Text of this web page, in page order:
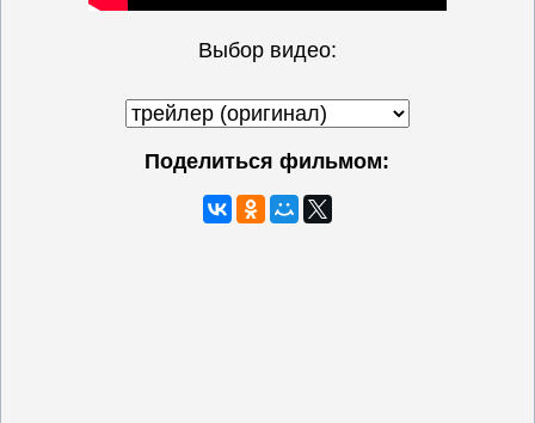
Выбор видео:
Поделиться фильмом: